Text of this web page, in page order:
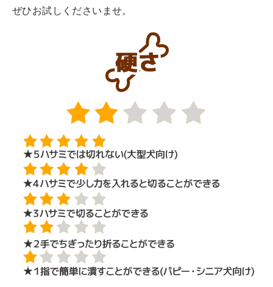
ぜひお試しくださいませ。